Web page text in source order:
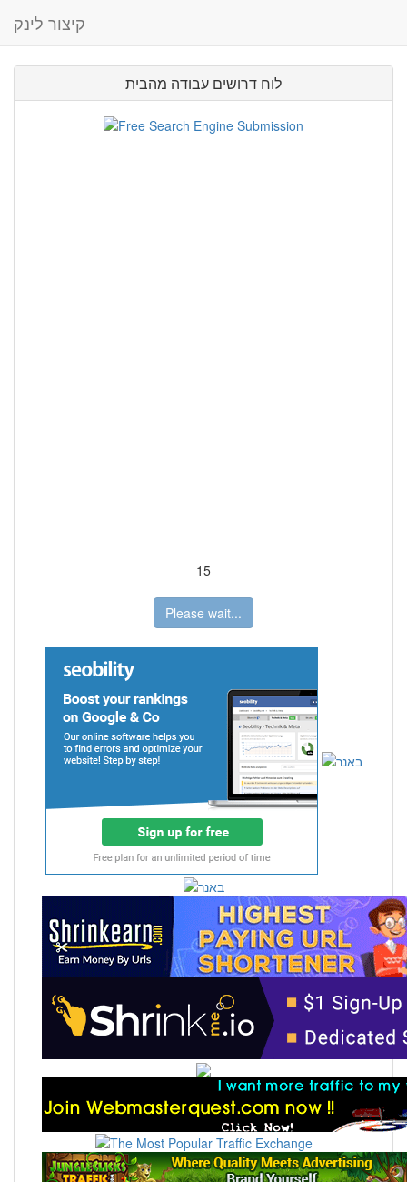
קיצור לינק
לוח דרושים עבודה מהבית
15
Please wait...